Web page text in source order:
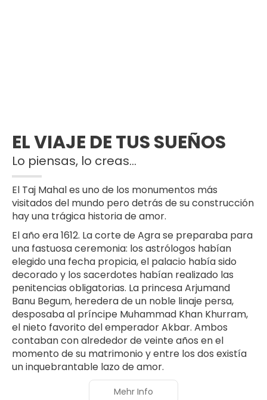
EL VIAJE DE TUS SUEÑOS
Lo piensas, lo creas...
El Taj Mahal es uno de los monumentos más
visitados del mundo pero detrás de su construcción
hay una trágica historia de amor.
El año era 1612. La corte de Agra se preparaba para
una fastuosa ceremonia: los astrólogos habían
elegido una fecha propicia, el palacio había sido
decorado y los sacerdotes habían realizado las
penitencias obligatorias. La princesa Arjumand
Banu Begum, heredera de un noble linaje persa,
desposaba al príncipe Muhammad Khan Khurram,
el nieto favorito del emperador Akbar. Ambos
contaban con alrededor de veinte años en el
momento de su matrimonio y entre los dos existía
un inquebrantable lazo de amor.
Mehr Info